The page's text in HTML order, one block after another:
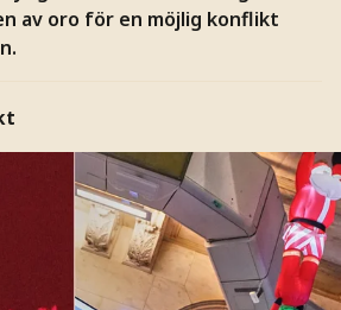
av oro för en möjlig konflikt